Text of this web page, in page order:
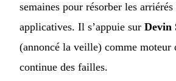
semaines pour résorber les
applicatives. Il s’appuie sur Devin
(annoncé la veille) comme moteur
continue des failles.